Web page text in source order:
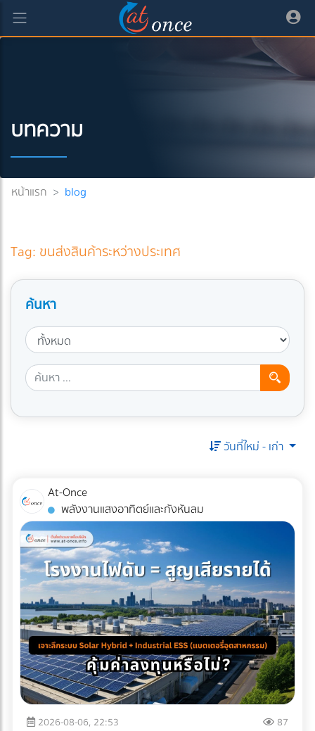
บทความ
หน้าแรก > blog
Tag: ขนส่งสินค้าระหว่างประเทศ
ค้นหา
วันที่ใหม่ - เก่า
At-Once
พลังงานแสงอาทิตย์และกังหันลม
2026-08-06, 22:53 87